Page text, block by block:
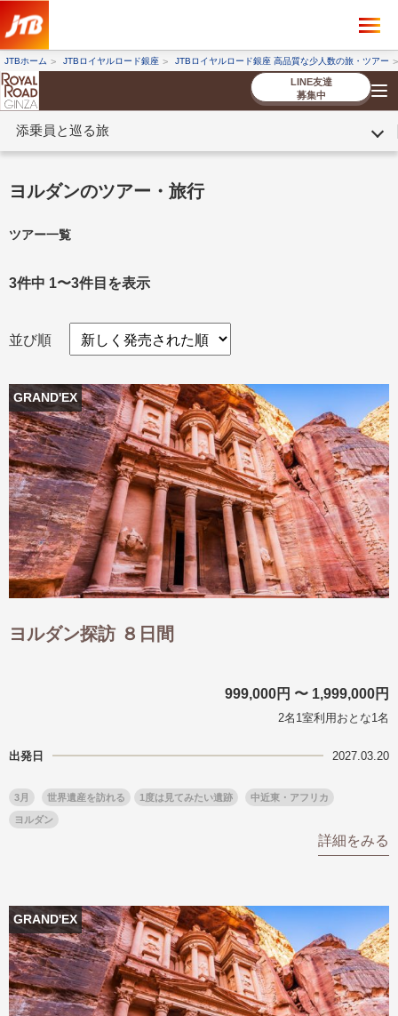
JTBホーム JTBロイヤルロード銀座 JTBロイヤルロード銀座 高品質な少人数の旅・ツアー
LINE友達
募集中
添乗員と巡る旅
お客様へのご案内
コンシェルジ
ュ紹介
お申し込み
の流れ
条件から探す
出発地とエリア
出発月
1月
2月 3月 4月
5月
6月
7月 8月
9月
10月
11月
12月
ゴールデンウィーク
ブランド
ヨーロッパの田舎（村・町）
世界遺産を訪れる
1度は見てみたい遺跡
野生動物に出合う
オーロラ
クルーズ
音楽鑑賞
名画鑑賞
条件から探す
出発地とエリア
出発月
冬の国内旅行
1月
8月
9月
10月 11月
12月
お盆・夏休み
年末年始
ブランド
夢の休日 煌
四季彩紀行
ガンツウ
ななつ星in九州
観光列車
島旅
芸術鑑賞（美術、音楽）・講師同行
の旅
ヨルダンのツアー・旅行
ツアー一覧
3件中 1〜3件目を表示
並び順
GRAND'EX
ヨルダン探訪 ８日間
999,000円 〜 1,999,000円
2名1室利用おとな1名
出発日 2027.03.20
3月 世界遺産を訪れる 1度は見てみたい遺跡 中近東・アフリカ
ヨルダン
詳細をみる
GRAND'EX
ツアーを探す ×
海外ツアー 国内ツアー